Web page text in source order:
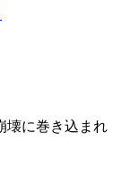
壊に巻き込まれ